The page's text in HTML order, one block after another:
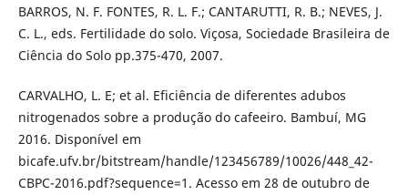
BARROS, N. F. FONTES, R. L. F.; CANTARUTTI, R. B.; NEVES, J.
C. L., eds. Fertilidade do solo. Viçosa, Sociedade Brasileira de
Ciência do Solo pp.375-470, 2007.
CARVALHO, L. E; et al. Eficiência de diferentes adubos
nitrogenados sobre a produção do cafeeiro. Bambuí, MG
2016. Disponível em
bicafe.ufv.br/bitstream/handle/123456789/10026/448_42-
CBPC-2016.pdf?sequence=1. Acesso em 28 de outubro de